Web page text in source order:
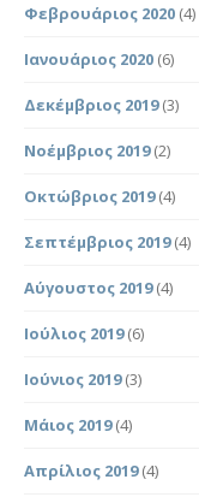
Φεβρουάριος 2020 (4)
Ιανουάριος 2020 (6)
Δεκέμβριος 2019(3)
Νοέμβριος 2019(2)
Οκτώβριος 2019(4)
Σεπτέμβριος 2019(4)
Αύγουστος 2019(4)
Ιούλιος 2019(6)
Ιούνιος 2019(3)
Μάιος 2019(4)
Απρίλιος 2019(4)